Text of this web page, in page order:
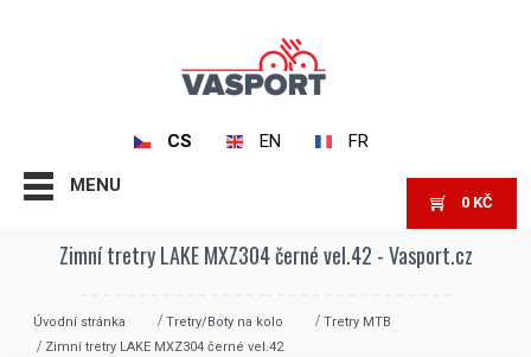
CS EN FR
MENU
0 KČ
Zimní tretry LAKE MXZ304 černé vel.42 - Vasport.cz
Úvodní stránka Tretry/Boty na kolo
Tretry MTB
Zimní tretry LAKE MXZ304 černé vel.42